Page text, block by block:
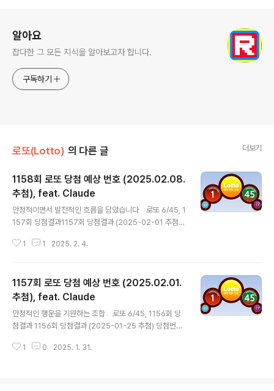
알아요
잡다한 그 모든 지식을 알아보고자 합니다.
구독하기
로또(Lotto) 의 다른 글 더보기
1158회 로또 당첨 예상 번호 (2025.02.08.
추첨), feat. Claude
안정적이면서 발전적인 흐름을 담았습니다 로또 6/45, 1
157회 당첨결과1157회 당첨결과 (2025-02-01 추첨)
당첨금 : 271억원(12명 / 23억) 이번주의 행운번호를 추
작하는 균형잡힌 조합고르게 분포된 숫자들로 구성 2세트:
7, 15, 25, 29, 34, 37행운의 숫자 7로 시작각 구간의 숫
자들을 고르게 선택했습니다 3세트: 2, 11, 22, 30, 32, 3
52025년을 상징하는 2로 시작안정적이면서 발전적인 흐
름을 담았습니다 4세트: 4, 16, 23, 28, ..
1 1 2025. 2. 4.
1157회 로또 당첨 예상 번호 (2025.02.01.
추첨), feat. Claude
안정적인 행운을 기원하는 조합 로또 6/45, 1156회 당
첨결과 1156회 당첨결과 (2025-01-25 추첨) 당첨번호
316억원(21명 / 15억) 2025년 2월 첫 주에 행운을 줄
1 0 2025. 1. 31.